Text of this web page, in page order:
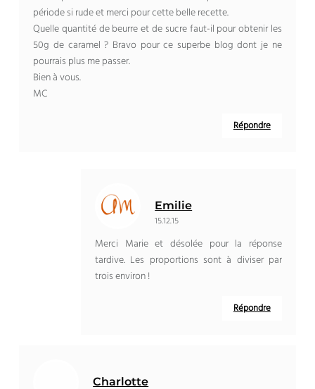
période si rude et merci pour cette belle recette.
Quelle quantité de beurre et de sucre faut-il pour obtenir les
50g de caramel ? Bravo pour ce superbe blog dont je ne
pourrais plus me passer.
Bien à vous.
MC
Répondre
Emilie
15.12.15
Merci Marie et désolée pour la réponse
tardive. Les proportions sont à diviser par
trois environ !
Répondre
Charlotte